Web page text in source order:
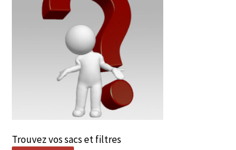
Trouvez vos sacs et filtres